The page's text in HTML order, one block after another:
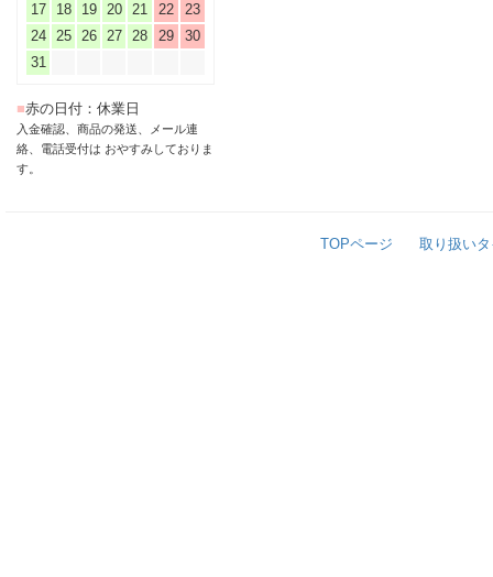
17
18 19 20 21 22
23
24
25 26 27 28 29
30
31
■赤の日付：休業日
入金確認、商品の発送、メール連
絡、電話受付は おやすみしておりま
す。
TOPページ 取り扱い